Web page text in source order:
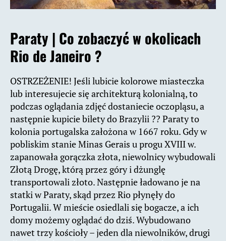
Paraty | Co zobaczyć w okolicach
Rio de Janeiro ?
OSTRZEŻENIE! Jeśli lubicie kolorowe miasteczka
lub interesujecie się architekturą kolonialną, to
podczas oglądania zdjęć dostaniecie oczopląsu, a
następnie kupicie bilety do Brazylii ?? Paraty to
kolonia portugalska założona w 1667 roku. Gdy w
pobliskim stanie Minas Gerais u progu XVIII w.
zapanowała gorączka złota, niewolnicy wybudowali
Złotą Drogę, którą przez góry i dżunglę
transportowali złoto. Następnie ładowano je na
statki w Paraty, skąd przez Rio płynęły do
Portugalii. W mieście osiedlali się bogacze, a ich
domy możemy oglądać do dziś. Wybudowano
nawet trzy kościoły – jeden dla niewolników, drugi